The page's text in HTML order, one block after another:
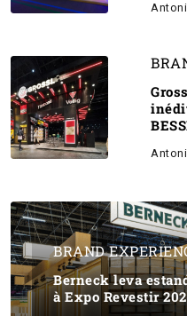
BRAND
Berneck leva
à Expo Revestir